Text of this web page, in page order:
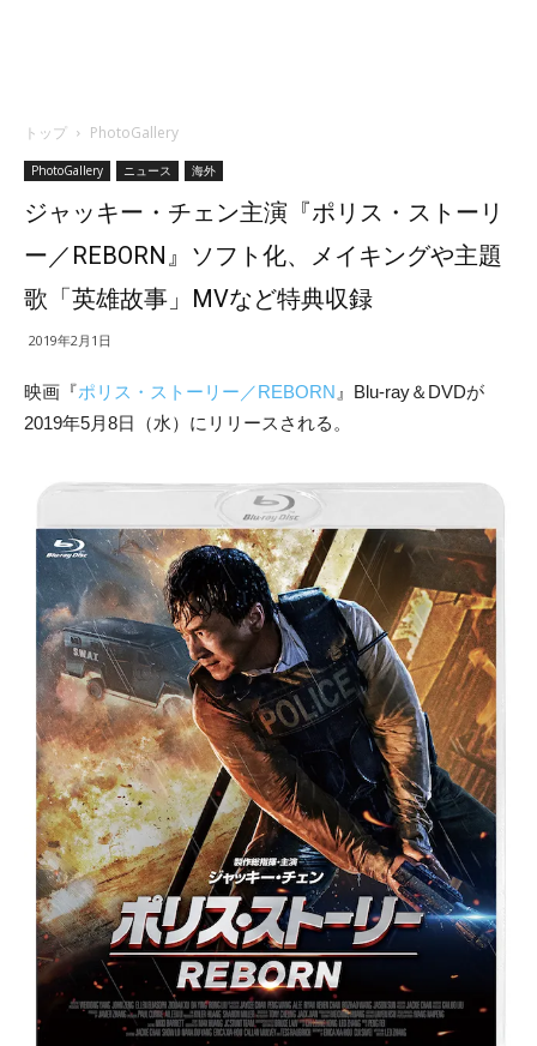
トップ PhotoGallery
PhotoGallery ニュース 海外
ジャッキー・チェン主演『ポリス・ストーリ
ー／REBORN』ソフト化、メイキングや主題
歌「英雄故事」MVなど特典収録
2019年2月1日
映画『ポリス・ストーリー／REBORN 』Blu-ray＆DVDが
2019年5月8日（水）にリリースされる。